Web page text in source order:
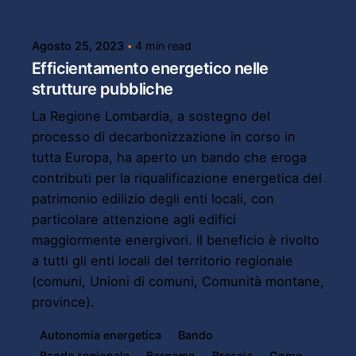
Agosto 25, 2023 4 min read
Efficientamento energetico nelle
strutture pubbliche
La Regione Lombardia, a sostegno del
processo di decarbonizzazione in corso in
tutta Europa, ha aperto un bando che eroga
contributi per la riqualificazione energetica del
patrimonio edilizio degli enti locali, con
particolare attenzione agli edifici
maggiormente energivori. Il beneficio è rivolto
a tutti gli enti locali del territorio regionale
(comuni, Unioni di comuni, Comunità montane,
province).
Autonomia energetica
Bando